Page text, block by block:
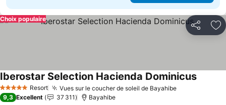
Partager
Choix populaire
5 Étoiles Resort Vues sur le coucher de soleil de BayahibeConsulter
Iberostar Selection Hacienda Dominicus
9,3 Excellent 37 311 Bayahibe